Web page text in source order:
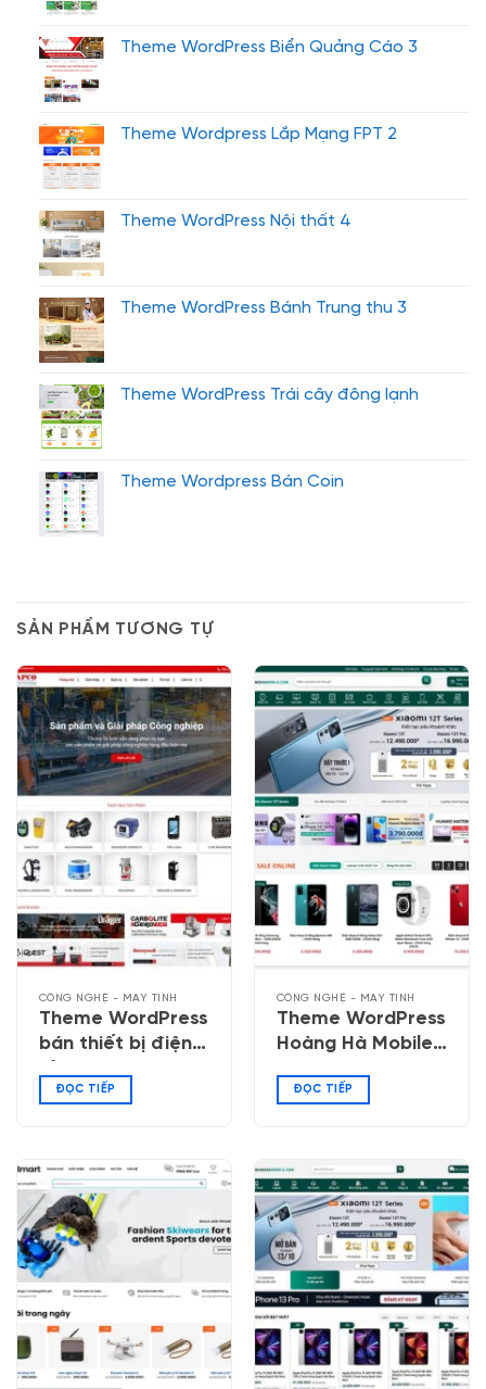
Theme WordPress Biển Quảng Cáo 3
Theme Wordpress Lắp Mạng FPT 2
Theme WordPress Nội thất 4
Theme WordPress Bánh Trung thu 3
Theme WordPress Trái cây đông lạnh
Theme Wordpress Bán Coin
SẢN PHẨM TƯƠNG TỰ
CÔNG NGHỆ - MÁY TÍNH
Theme WordPress
bán thiết bị điện
ĐỌC TIẾP
CÔNG NGHỆ - MÁY TÍNH
Theme WordPress
Hoàng Hà Mobile
ĐỌC TIẾP